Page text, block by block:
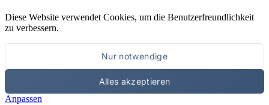
Diese Website verwendet Cookies, um die Benutzerfreundlichkeit
zu verbessern.
Nur notwendige
Alles akzeptieren
Anpassen